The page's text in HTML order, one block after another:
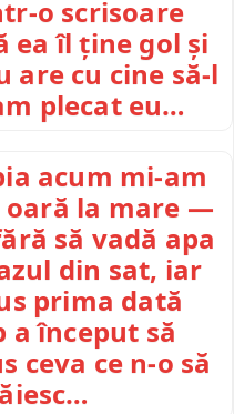
o scrisoare
ea îl ține gol și
are cu cine să-l
plecat eu…
acum mi-am
la mare —
să vadă apa
din sat, iar
prima dată
a început să
ceva ce n-o să